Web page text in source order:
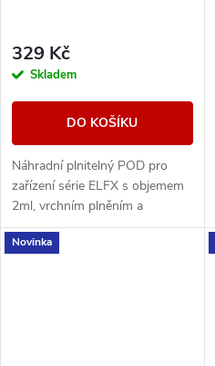
329 Kč
Skladem
DO KOŠÍKU
Náhradní plnitelný POD pro
zařízení série ELFX s objemem
2ml, vrchním plněním a
integrovanou Dual Mesh žhavicí
strukturou.
Novinka